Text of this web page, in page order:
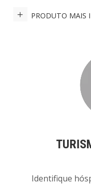
PRODUTO MAIS
Identifique